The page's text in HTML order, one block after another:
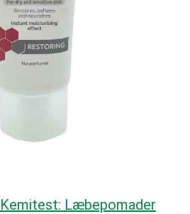
Kemitest: Læbepomader